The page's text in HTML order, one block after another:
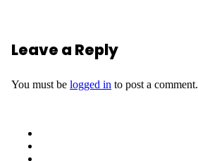
Leave a Reply
You must be logged in to post a comment.